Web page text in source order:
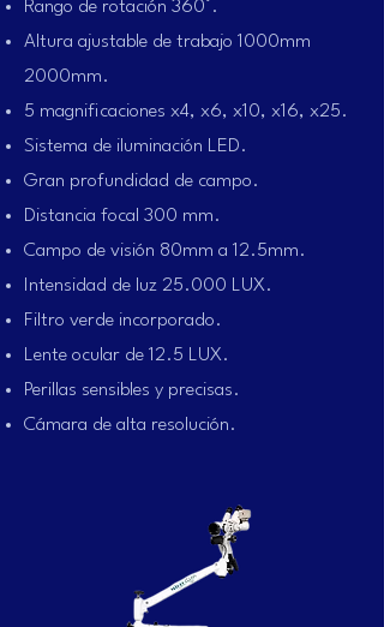
Rango de rotación 360°.
Altura ajustable de trabajo 1000mm
2000mm.
5 magnificaciones x4, x6, x10, x16, x25.
Sistema de iluminación LED.
Gran profundidad de campo.
Distancia focal 300 mm.
Campo de visión 80mm a 12.5mm.
Intensidad de luz 25.000 LUX.
Filtro verde incorporado.
Lente ocular de 12.5 LUX.
Perillas sensibles y precisas.
Cámara de alta resolución.